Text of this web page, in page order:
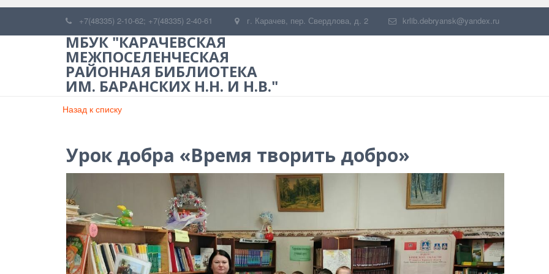
+7(48335) 2-10-62; +7(48335) 2-40-61 г. Карачев, пер. Свердлова, д. 2 krlib.debryansk@yandex.ru
МБУК "КАРАЧЕВСКАЯ
МЕЖПОСЕЛЕНЧЕСКАЯ
РАЙОННАЯ БИБЛИОТЕКА
ИМ. БАРАНСКИХ Н.Н. И Н.В."
Назад к списку
Урок добра «Время творить добро»